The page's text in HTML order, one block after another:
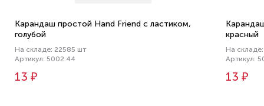
Карандаш простой Hand Friend с ластиком,
голубой
На складе: 22585 шт
Артикул: 5002.44
13 ₽
красный
На
Артикул:
13 ₽